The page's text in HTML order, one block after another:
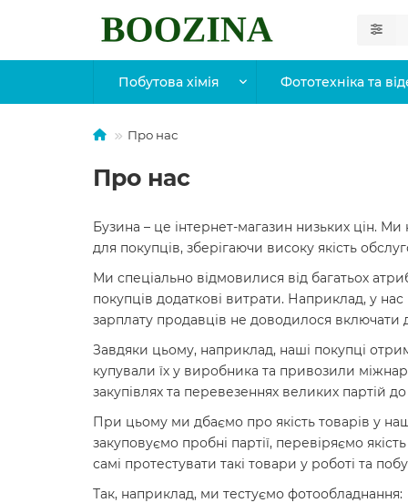
Побутова хімія Фототехніка та
Про нас
Про нас
Бузина – це інтернет-магазин низьких цін.
для покупців, зберігаючи високу якість
Ми спеціально відмовилися від багатьох
покупців додаткові витрати. Наприклад, у
зарплату продавців не доводилося включати
Завдяки цьому, наприклад, наші покупці
купували їх у виробника та привозили
закупівлях та перевезеннях великих партій
При цьому ми дбаємо про якість товарів у
закуповуємо пробні партії, перевіряємо
самі протестувати такі товари у роботі та
Так, наприклад, ми тестуємо фотообладнання: